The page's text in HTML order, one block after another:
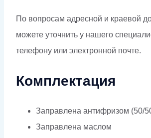
По вопросам адресной и краевой
можете уточнить у нашего
телефону или электронной почте.
Комплектация
Заправлена антифризом (50/
Заправлена маслом